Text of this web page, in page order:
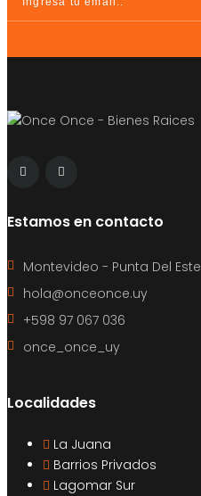
Estamos en contacto
Montevideo - Punta Del Este
hola@onceonce.uy
+598 97 067 036
once_once_uy
Localidades
La Juana
Barrios Privados
Lagomar Sur